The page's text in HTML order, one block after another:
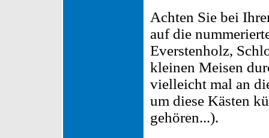
Achten Sie bei
auf die
Everstenholz,
kleinen Meisen
vielleicht mal an
um diese Kästen
gehören...).